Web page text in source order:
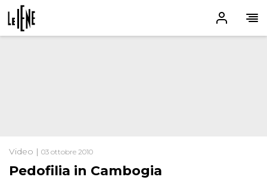
Video | 03 ottobre 2010
Pedofilia in Cambogia